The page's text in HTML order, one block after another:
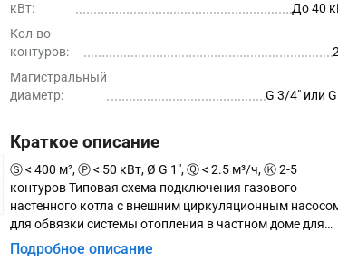
кВт:
До 40
Кол-во
контуров:
Магистральный
диаметр:
G 3/4″ или G
Краткое описание
Ⓢ < 400 м², Ⓟ < 50 кВт, Ø G 1″, Ⓠ < 2.5 м³/ч, Ⓚ 2-5
контуров Типовая схема подключения газового
настенного котла с внешним циркуляционным
для обвязки системы отопления в частном доме для
систем с 2 - 5 потребителей. ⚠ Аварийный электрокотел
ручного включения.
Подробное описание